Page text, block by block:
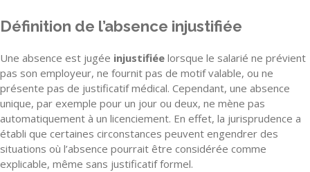
Définition de l’absence injustifiée
Une absence est jugée injustifiée lorsque le salarié ne prévient
pas son employeur, ne fournit pas de motif valable, ou ne
présente pas de justificatif médical. Cependant, une absence
unique, par exemple pour un jour ou deux, ne mène pas
automatiquement à un licenciement. En effet, la jurisprudence a
établi que certaines circonstances peuvent engendrer des
situations où l’absence pourrait être considérée comme
explicable, même sans justificatif formel.